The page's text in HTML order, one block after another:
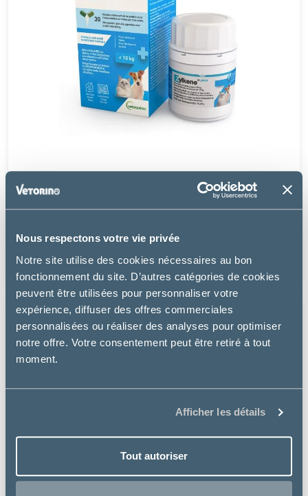
Nous respectons votre vie privée
Notre site utilise des cookies nécessaires au bon
fonctionnement du site. D’autres catégories de cookies
peuvent être utilisées pour personnaliser votre
expérience, diffuser des offres commerciales
personnalisées ou réaliser des analyses pour optimiser
notre offre. Votre consentement peut être retiré à tout
moment.
Afficher les détails
Tout autoriser
Vétoquinol
ZYLKENE PLUS 75 MG - CHIEN ET CHAT -10 KG
20.99 €